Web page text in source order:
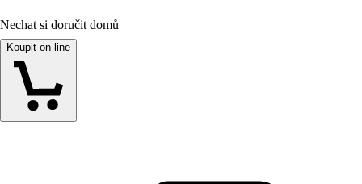
Nechat si doručit domů
Koupit on-line